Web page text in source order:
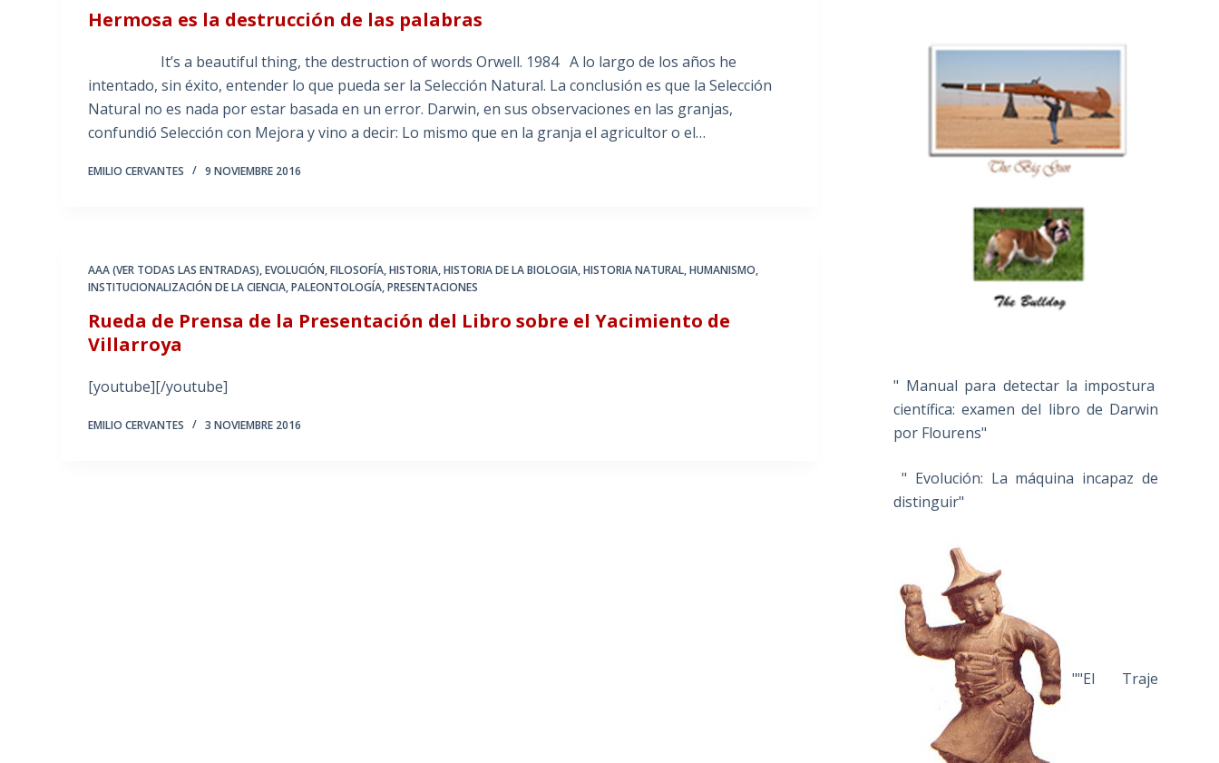
Hermosa es la destrucción de las palabras
It’s a beautiful thing, the destruction of words Orwell. 1984 A lo largo de los años he
intentado, sin éxito, entender lo que pueda ser la Selección Natural. La conclusión es que la Selección
Natural no es nada por estar basada en un error. Darwin, en sus observaciones en las granjas,
confundió Selección con Mejora y vino a decir: Lo mismo que en la granja el agricultor o el…
EMILIO CERVANTES 9 NOVIEMBRE 2016
AAA (VER TODAS LAS ENTRADAS),EVOLUCIÓN,FILOSOFÍA,HISTORIA,HISTORIA DE LA BIOLOGIA,HISTORIA NATURAL,HUMANISMO,
INSTITUCIONALIZACIÓN DE LA CIENCIA,PALEONTOLOGÍA,PRESENTACIONES
Rueda de Prensa de la Presentación del Libro sobre el Yacimiento de
Villarroya
[youtube][/youtube]
EMILIO CERVANTES 3 NOVIEMBRE 2016
" Manual para detectar la impostura
científica: examen del libro de Darwin
por Flourens"
" Evolución: La máquina incapaz de
distinguir"
""El Traje